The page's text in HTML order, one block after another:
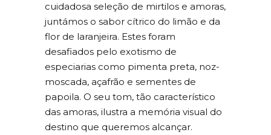
cuidadosa seleção de mirtilos e amoras,
juntámos o sabor cítrico do limão e da
flor de laranjeira. Estes foram
desafiados pelo exotismo de
especiarias como pimenta preta, noz-
moscada, açafrão e sementes de
papoila. O seu tom, tão característico
das amoras, ilustra a memória visual do
destino que queremos alcançar.